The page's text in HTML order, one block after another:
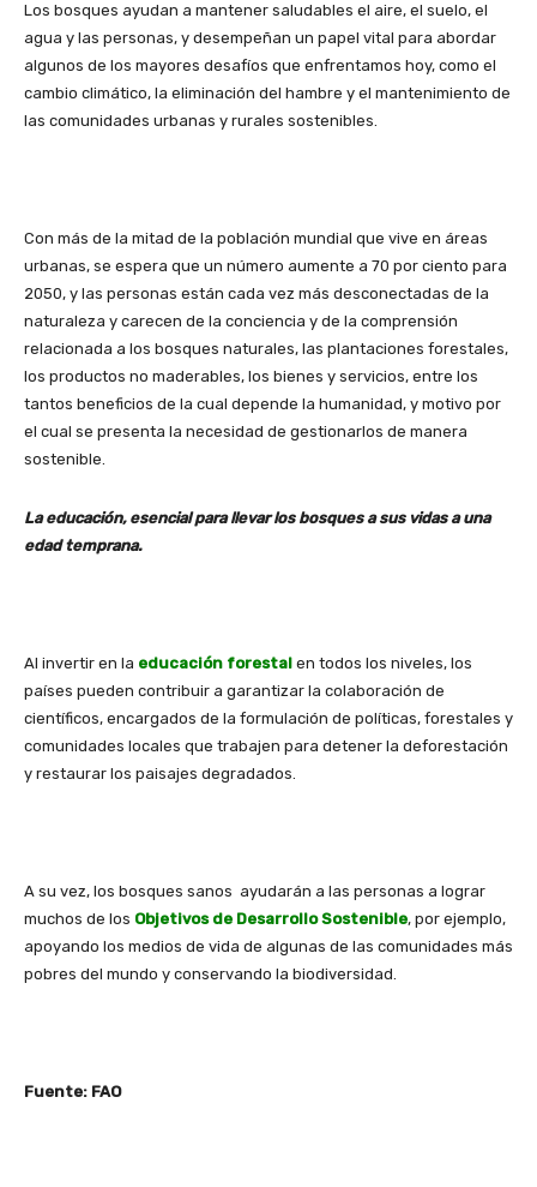
Los bosques ayudan a mantener saludables el aire, el suelo, el
agua y las personas, y desempeñan un papel vital para abordar
algunos de los mayores desafíos que enfrentamos hoy, como el
cambio climático, la eliminación del hambre y el mantenimiento de
las comunidades urbanas y rurales sostenibles.
Con más de la mitad de la población mundial que vive en áreas
urbanas, se espera que un número aumente a 70 por ciento para
2050, y las personas están cada vez más desconectadas de la
naturaleza y carecen de la conciencia y de la comprensión
relacionada a los bosques naturales, las plantaciones forestales,
los productos no maderables, los bienes y servicios, entre los
tantos beneficios de la cual depende la humanidad, y motivo por
el cual se presenta la necesidad de gestionarlos de manera
sostenible.
La educación, esencial para llevar los bosques a sus vidas a una
edad temprana.
Al invertir en la educación forestal en todos los niveles, los
países pueden contribuir a garantizar la colaboración de
científicos, encargados de la formulación de políticas, forestales y
comunidades locales que trabajen para detener la deforestación
y restaurar los paisajes degradados.
A su vez, los bosques sanos ayudarán a las personas a lograr
muchos de los Objetivos de Desarrollo Sostenible, por ejemplo,
apoyando los medios de vida de algunas de las comunidades más
pobres del mundo y conservando la biodiversidad.
Fuente: FAO